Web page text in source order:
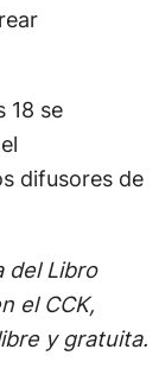
18 se
difusores de
del Libro
el CCK,
y gratuita.